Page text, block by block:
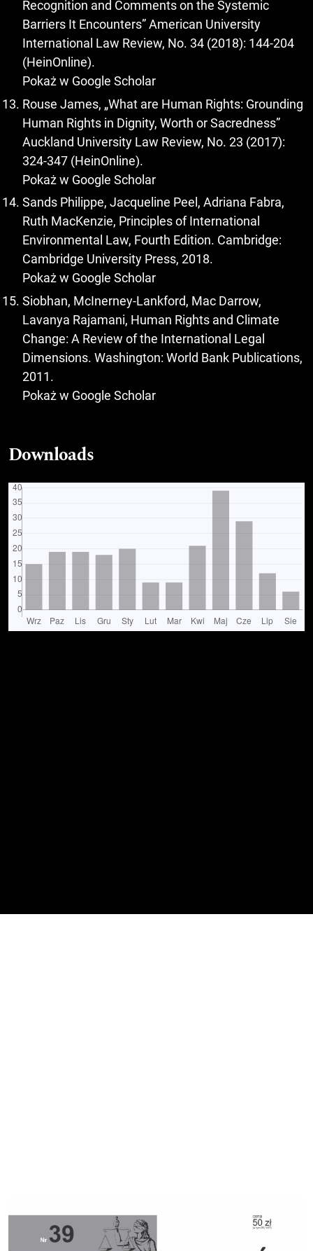
Recognition and Comments on the Systemic
Barriers It Encounters” American University
International Law Review, No. 34 (2018): 144-204
(HeinOnline).
Pokaż w Google Scholar
Rouse James, „What are Human Rights: Grounding
Human Rights in Dignity, Worth or Sacredness”
Auckland University Law Review, No. 23 (2017):
324-347 (HeinOnline).
Pokaż w Google Scholar
Sands Philippe, Jacqueline Peel, Adriana Fabra,
Ruth MacKenzie, Principles of International
Environmental Law, Fourth Edition. Cambridge:
Cambridge University Press, 2018.
Pokaż w Google Scholar
Siobhan, McInerney-Lankford, Mac Darrow,
Lavanya Rajamani, Human Rights and Climate
Change: A Review of the International Legal
Dimensions. Washington: World Bank Publications,
2011.
Pokaż w Google Scholar
Downloads